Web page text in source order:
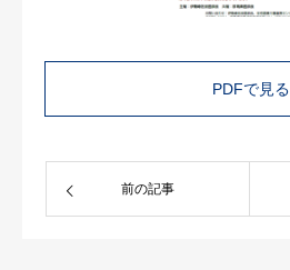
PDFで見る
前の記事